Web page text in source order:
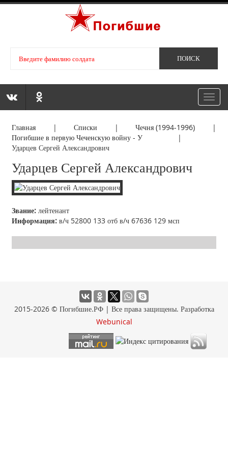
Главная |Списки |Чечня (1994-1996) |
Погибшие в первую Чеченскую войну - У |
Ударцев Сергей Александрович
Ударцев Сергей Александрович
Звание: лейтенант
Информация: в/ч 52800 133 отб в/ч 67636 129 мсп
2015-2026 © Погибшие.РФ | Все права защищены. Разработка
Webunical